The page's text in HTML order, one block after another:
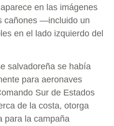
en las imágenes
cañones —incluido un
en el lado izquierdo del
salvadoreña se había
para aeronaves
Sur de Estados
de la costa, otorga
para la campaña